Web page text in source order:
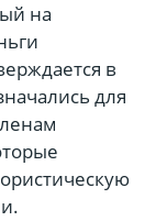
на
в
для